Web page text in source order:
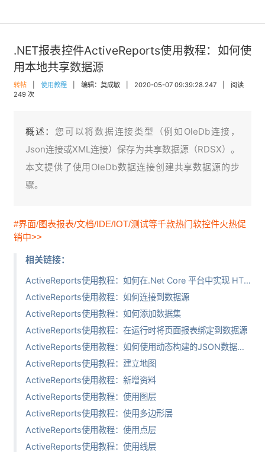
.NET报表控件ActiveReports使用教程：如何使
用本地共享数据源
转帖 使用教程 编辑：莫成敏 2020-05-07 09:39:28.247
阅读
249 次
概述： 您可以将数据连接类型（例如OleDb连接，
Json连接或XML连接）保存为共享数据源（RDSX）。
本文提供了使用OleDb数据连接创建共享数据源的步
骤。
#界面/图表报表/文档/IDE/IOT/测试等千款热门软控件火热促
销中>>
相关链接：
ActiveReports使用教程：如何在.Net Core 平台中实现 HTTP Handlers 功能
ActiveReports使用教程：如何连接到数据源
ActiveReports使用教程：如何添加数据集
ActiveReports使用教程：在运行时将页面报表绑定到数据源
ActiveReports使用教程：如何使用动态构建的JSON数据源？
ActiveReports使用教程：建立地图
ActiveReports使用教程：新增资料
ActiveReports使用教程：使用图层
ActiveReports使用教程：使用多边形层
ActiveReports使用教程：使用点层
ActiveReports使用教程：使用线层